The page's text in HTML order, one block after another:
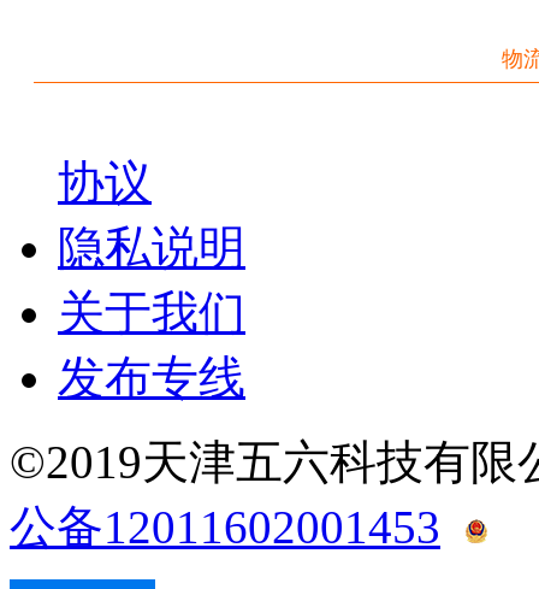
物
协议
隐私说明
关于我们
发布专线
©2019天津五六科技有
公备12011602001453